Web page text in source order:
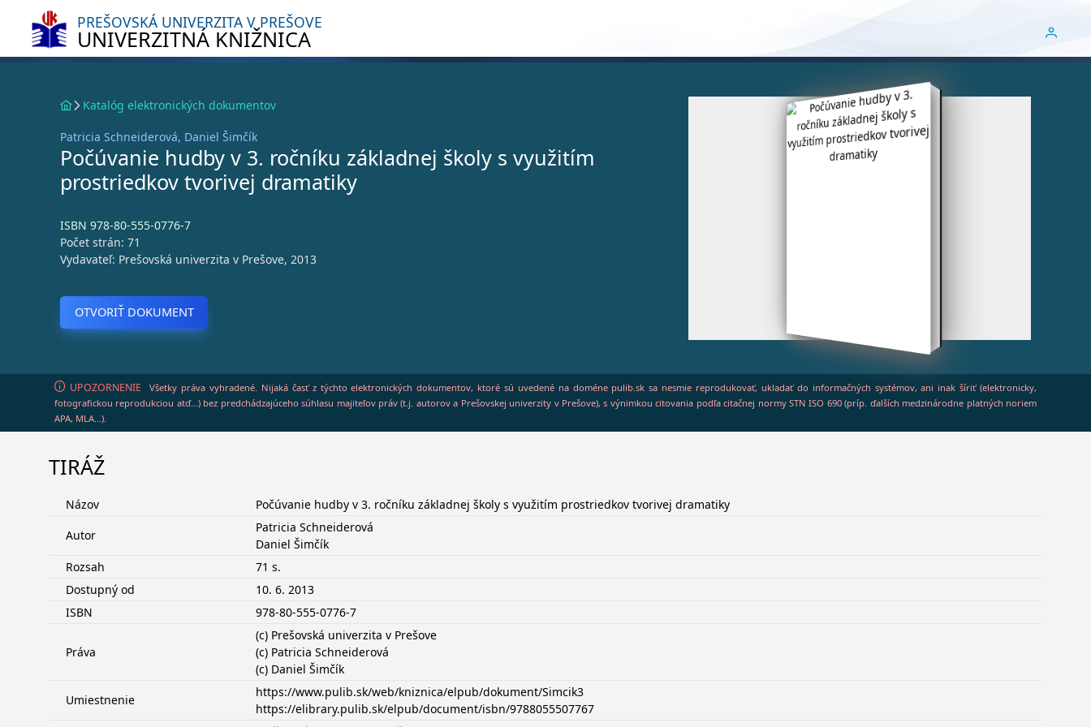
PREŠOVSKÁ UNIVERZITA V PREŠOVE
UNIVERZITNÁ KNIŽNICA
Katalóg elektronických dokumentov
Patricia Schneiderová, Daniel Šimčík
Počúvanie hudby v 3. ročníku základnej školy s využitím
prostriedkov tvorivej dramatiky
ISBN 978-80-555-0776-7
Počet strán: 71
Vydavateľ: Prešovská univerzita v Prešove, 2013
OTVORIŤ DOKUMENT
UPOZORNENIE
Všetky práva vyhradené. Nijaká časť z týchto elektronických dokumentov, ktoré sú uvedené na doméne pulib.sk sa nesmie reprodukovať, ukladať do informačných systémov, ani inak šíriť (elektronicky,
fotografickou reprodukciou atď...) bez predchádzajúceho súhlasu majiteľov práv (t.j. autorov a Prešovskej univerzity v Prešove), s výnimkou citovania podľa citačnej normy STN ISO 690 (príp. ďalších medzinárodne platných noriem
APA, MLA...).
TIRÁŽ
Názov
Počúvanie hudby v 3. ročníku základnej školy s využitím prostriedkov tvorivej dramatiky
Autor
Patricia Schneiderová
Daniel Šimčík
Rozsah
71 s.
Dostupný od
10. 6. 2013
ISBN
978-80-555-0776-7
Práva
(c) Prešovská univerzita v Prešove
(c) Patricia Schneiderová
(c) Daniel Šimčík
Umiestnenie
https://www.pulib.sk/web/kniznica/elpub/dokument/Simcik3
https://elibrary.pulib.sk/elpub/document/isbn/9788055507767